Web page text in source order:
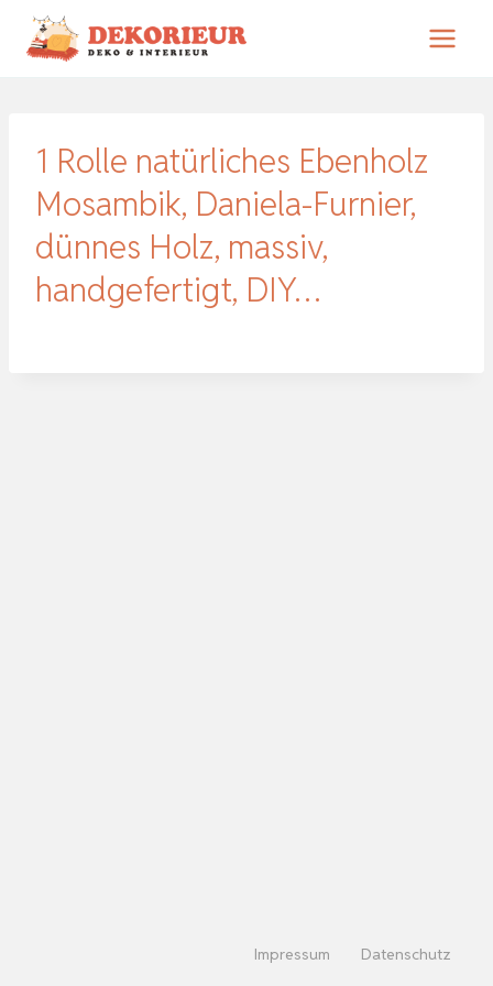
Zum
Inhalt
1 Rolle natürliches Ebenholz
Mosambik, Daniela-Furnier,
dünnes Holz, massiv,
handgefertigt, DIY…
Impressum Datenschutz